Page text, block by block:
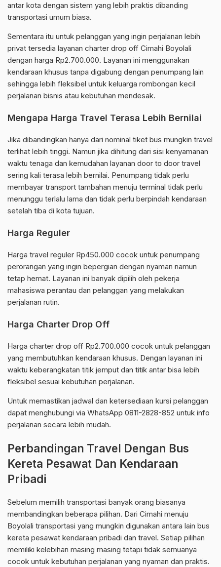
antar kota dengan sistem yang lebih praktis dibanding
transportasi umum biasa.
Sementara itu untuk pelanggan yang ingin perjalanan lebih
privat tersedia layanan charter drop off Cimahi Boyolali
dengan harga Rp2.700.000. Layanan ini menggunakan
kendaraan khusus tanpa digabung dengan penumpang lain
sehingga lebih fleksibel untuk keluarga rombongan kecil
perjalanan bisnis atau kebutuhan mendesak.
Mengapa Harga Travel Terasa Lebih Bernilai
Jika dibandingkan hanya dari nominal tiket bus mungkin travel
terlihat lebih tinggi. Namun jika dihitung dari sisi kenyamanan
waktu tenaga dan kemudahan layanan door to door travel
sering kali terasa lebih bernilai. Penumpang tidak perlu
membayar transport tambahan menuju terminal tidak perlu
menunggu terlalu lama dan tidak perlu berpindah kendaraan
setelah tiba di kota tujuan.
Harga Reguler
Harga travel reguler Rp450.000 cocok untuk penumpang
perorangan yang ingin bepergian dengan nyaman namun
tetap hemat. Layanan ini banyak dipilih oleh pekerja
mahasiswa perantau dan pelanggan yang melakukan
perjalanan rutin.
Harga Charter Drop Off
Harga charter drop off Rp2.700.000 cocok untuk pelanggan
yang membutuhkan kendaraan khusus. Dengan layanan ini
waktu keberangkatan titik jemput dan titik antar bisa lebih
fleksibel sesuai kebutuhan perjalanan.
Untuk memastikan jadwal dan ketersediaan kursi pelanggan
dapat menghubungi via WhatsApp 0811-2828-852 untuk info
perjalanan secara lebih mudah.
Perbandingan Travel Dengan Bus
Kereta Pesawat Dan Kendaraan
Pribadi
Sebelum memilih transportasi banyak orang biasanya
membandingkan beberapa pilihan. Dari Cimahi menuju
Boyolali transportasi yang mungkin digunakan antara lain bus
kereta pesawat kendaraan pribadi dan travel. Setiap pilihan
memiliki kelebihan masing masing tetapi tidak semuanya
cocok untuk kebutuhan perjalanan yang nyaman dan praktis.